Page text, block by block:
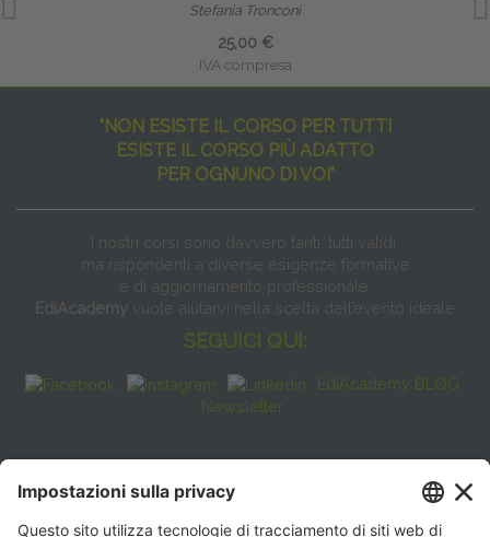
Stefania Tronconi
25,00 €
IVA compresa
"NON ESISTE IL CORSO PER TUTTI
ESISTE IL CORSO PIÙ ADATTO
PER OGNUNO DI VOI"
I nostri corsi sono davvero tanti, tutti validi
ma rispondenti a diverse esigenze formative
e di aggiornamento professionale.
EdiAcademy vuole aiutarvi nella scelta dell’evento ideale
SEGUICI QUI:
EdiAcademy BLOG
Newsletter
FAQ